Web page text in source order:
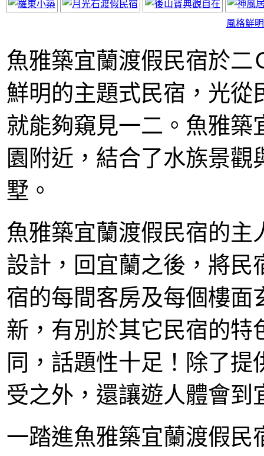
宜蘭民宿線上廣告
網站要曝光快來電
風格鮮
魚雅築宜蘭渡假民宿於二
鮮明的主題式民宿，光
就能夠窺見一二。魚雅築
園附近，結合了水族景
墅。
魚雅築宜蘭渡假民宿的主
設計，回宜蘭之後，將民
宿的每間客房及每個樓面
新，有別於其它民宿的特
同，話題性十足！除了
受之外，還讓遊人體會到
一踏進魚雅築宜蘭渡假民